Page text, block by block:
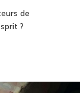
de
?